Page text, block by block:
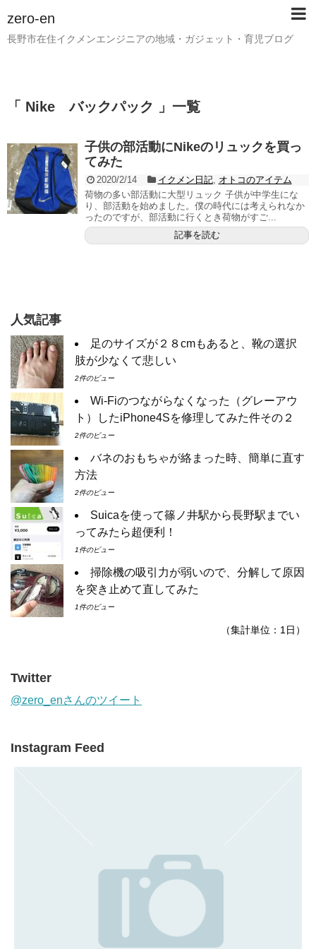
zero-en
長野市在住イクメンエンジニアの地域・ガジェット・育児ブログ
「 Nike バックパック 」一覧
子供の部活動にNikeのリュックを買っ
てみた
2020/2/14 イクメン日記, オトコのアイテム
荷物の多い部活動に大型リュック 子供が中学生にな
り、部活動を始めました。僕の時代には考えられなか
ったのですが、部活動に行くとき荷物がすご...
記事を読む
人気記事
足のサイズが２８cmもあると、靴の選択
肢が少なくて悲しい
2件のビュー
Wi-Fiのつながらなくなった（グレーアウ
ト）したiPhone4Sを修理してみた件その２
2件のビュー
バネのおもちゃが絡まった時、簡単に直す
方法
2件のビュー
Suicaを使って篠ノ井駅から長野駅までい
ってみたら超便利！
1件のビュー
掃除機の吸引力が弱いので、分解して原因
を突き止めて直してみた
1件のビュー
（集計単位：1日）
Twitter
@zero_enさんのツイート
Instagram Feed